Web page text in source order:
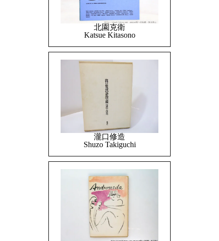
北園克衛
Katsue Kitasono
瀧口修造
Shuzo Takiguchi